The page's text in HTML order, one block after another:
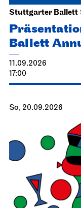
Stuttgarter Ballett
Ballett
11.09.2026
17:00
So, 20.09.2026